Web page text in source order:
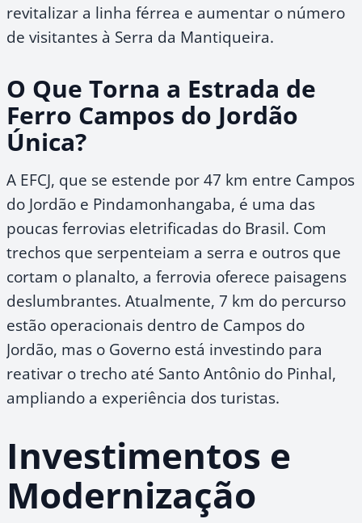
revitalizar a linha férrea e aumentar o número
de visitantes à Serra da Mantiqueira.
O Que Torna a Estrada de
Ferro Campos do Jordão
Única?
A EFCJ, que se estende por 47 km entre Campos
do Jordão e Pindamonhangaba, é uma das
poucas ferrovias eletrificadas do Brasil. Com
trechos que serpenteiam a serra e outros que
cortam o planalto, a ferrovia oferece paisagens
deslumbrantes. Atualmente, 7 km do percurso
estão operacionais dentro de Campos do
Jordão, mas o Governo está investindo para
reativar o trecho até Santo Antônio do Pinhal,
ampliando a experiência dos turistas.
Investimentos e
Modernização